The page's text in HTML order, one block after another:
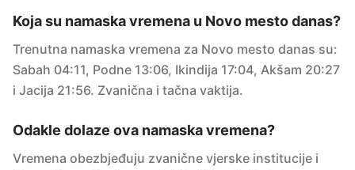
Koja su namaska vremena u Novo mesto danas?
Trenutna namaska vremena za Novo mesto danas su:
Sabah 04:11, Podne 13:06, Ikindija 17:04, Akšam 20:27
i Jacija 21:56. Zvanična i tačna vaktija.
Odakle dolaze ova namaska vremena?
Vremena obezbjeđuju zvanične vjerske institucije i